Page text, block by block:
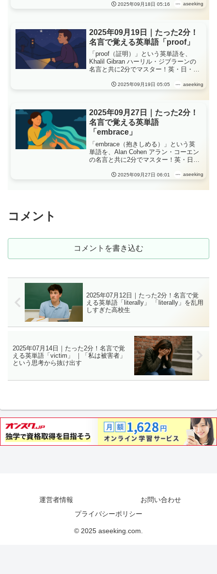
トーリーで理解が深まる毎日英語学
2025年09月18日 05:16 aseeking
2025年09月19日｜たった2分！
名言で覚える英単語「proof」
「proof（証明）」という英単語を、
Khalil Gibran ハーリル・ジブラーンの
名言と共に2分でマスター！英・日・中
ーで理解が深まる毎日英語学習、
2025年09月19日 05:05 aseeking
2025年09月27日｜たった2分！
名言で覚える英単語
「embrace」
「embrace（抱きしめる）」という英
単語を、Alan Cohen アラン・コーエン
の名言と共に2分でマスター！英・日・
リーで理解が深まる毎日英語学習、
2025年09月27日 06:01 aseeking
コメント
コメントを書き込む
2025年07月12日｜たった2分！名言で覚
える英単語「literally」 「literally」を乱用
しすぎた高校生
2025年07月14日｜たった2分！名言で覚
える英単語「victim」 ｜「私は被害者」
という思考から抜け出す
運営者情報
お問い合わせ
プライバシーポリシー
© 2025 aseeking.com.